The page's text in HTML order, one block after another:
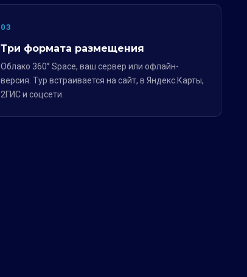
03
Три формата размещения
Облако 360° Space, ваш сервер или офлайн-
версия. Тур встраивается на сайт, в Яндекс.Карты,
2ГИС и соцсети.